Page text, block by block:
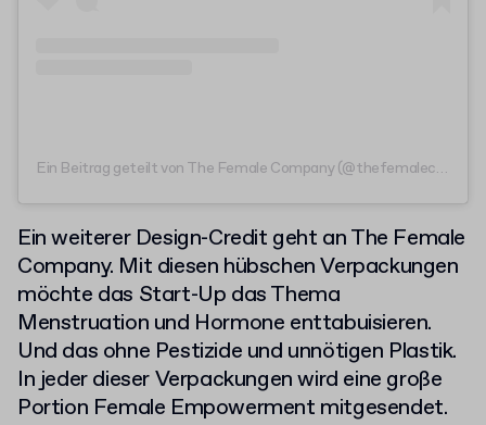
Ein Beitrag geteilt von The Female Company (@thefemalecompany)
Ein weiterer Design-Credit geht an The Female
Company. Mit diesen hübschen Verpackungen
möchte das Start-Up das Thema
Menstruation und Hormone enttabuisieren.
Und das ohne Pestizide und unnötigen Plastik.
In jeder dieser Verpackungen wird eine große
Portion Female Empowerment mitgesendet.